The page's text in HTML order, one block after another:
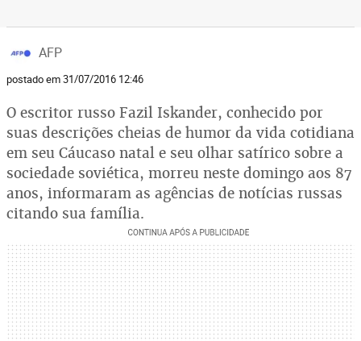
AFP
postado em 31/07/2016 12:46
O escritor russo Fazil Iskander, conhecido por
suas descrições cheias de humor da vida cotidiana
em seu Cáucaso natal e seu olhar satírico sobre a
sociedade soviética, morreu neste domingo aos 87
anos, informaram as agências de notícias russas
citando sua família.